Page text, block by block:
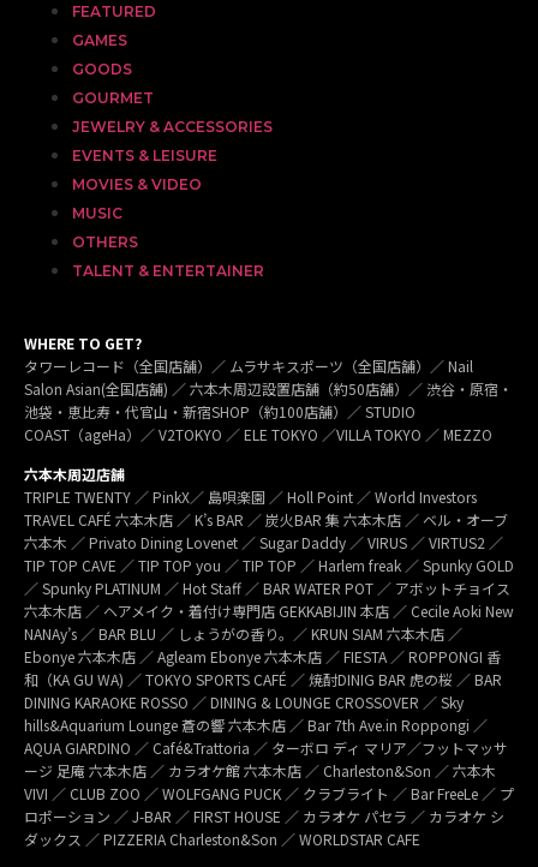
FEATURED
GAMES
GOODS
GOURMET
JEWELRY & ACCESSORIES
EVENTS & LEISURE
MOVIES & VIDEO
MUSIC
OTHERS
TALENT & ENTERTAINER
WHERE TO GET?
タワーレコード（全国店舗）／ ムラサキスポーツ（全国店舗）／ Nail
Salon Asian(全国店舗) ／ 六本木周辺設置店舗（約50店舗）／ 渋谷・原宿・
池袋・恵比寿・代官山・新宿SHOP（約100店舗）／ STUDIO
COAST（ageHa）／ V2TOKYO ／ ELE TOKYO ／VILLA TOKYO ／ MEZZO
六本木周辺店舗
TRIPLE TWENTY ／ PinkX／ 島唄楽園 ／ Holl Point ／ World Investors
TRAVEL CAFÉ 六本木店 ／ K’s BAR ／ 炭火BAR 集 六本木店 ／ ベル・オーブ
六本木 ／ Privato Dining Lovenet ／ Sugar Daddy ／ VIRUS ／ VIRTUS2 ／
TIP TOP CAVE ／ TIP TOP you ／ TIP TOP ／ Harlem freak ／ Spunky GOLD
／ Spunky PLATINUM ／ Hot Staff ／ BAR WATER POT ／ アボットチョイス
六本木店 ／ ヘアメイク・着付け専門店 GEKKABIJIN 本店 ／ Cecile Aoki New
NANAy’s ／ BAR BLU ／ しょうがの香り。／ KRUN SIAM 六本木店 ／
Ebonye 六本木店 ／ Agleam Ebonye 六本木店 ／ FIESTA ／ ROPPONGI 香
和（KA GU WA) ／ TOKYO SPORTS CAFÉ ／ 焼酎DINIG BAR 虎の桜 ／ BAR
DINING KARAOKE ROSSO ／ DINING & LOUNGE CROSSOVER ／ Sky
hills&Aquarium Lounge 蒼の響 六本木店 ／ Bar 7th Ave.in Roppongi ／
AQUA GIARDINO ／ Café&Trattoria ／ ターボロ ディ マリア／フットマッサ
ージ 足庵 六本木店 ／ カラオケ館 六本木店 ／ Charleston&Son ／ 六本木
VIVI ／ CLUB ZOO ／ WOLFGANG PUCK ／ クラブライト ／ Bar FreeLe ／ プ
ロポーション ／ J-BAR ／ FIRST HOUSE ／ カラオケ パセラ ／ カラオケ シ
ダックス ／ PIZZERIA Charleston&Son ／ WORLDSTAR CAFE